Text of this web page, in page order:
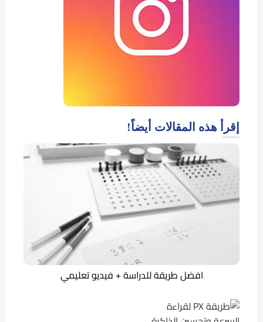
إقرأ هذه المقالات أيضاً!
افضل طريقة للدراسة + فيديو تعليمي